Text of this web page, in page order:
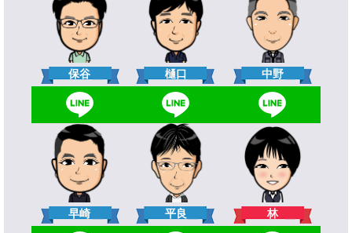
保谷 樋口 中野
早崎 平良 林